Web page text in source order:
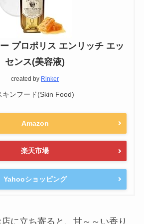
プロポリス エンリッチ エッ
センス(美容液)
created by Rinker
キンフード(Skin Food)
Amazon
楽天市場
Yahooショッピング
に立ち寄ると、甘～～い香り